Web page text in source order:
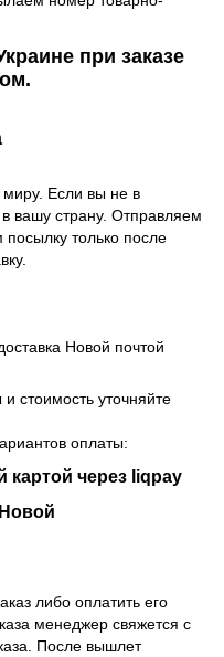
при заказе
Если вы не в
вашу страну. Отправляем
только после
Новой почтой
стоимость уточняйте
оплаты:
картой через liqpay
либо оплатить его
менеджер свяжется с
После вышлет